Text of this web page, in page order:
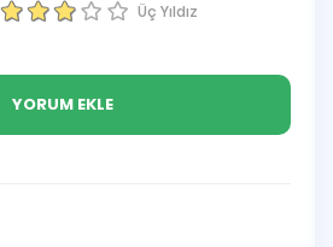
Üç Yıldız